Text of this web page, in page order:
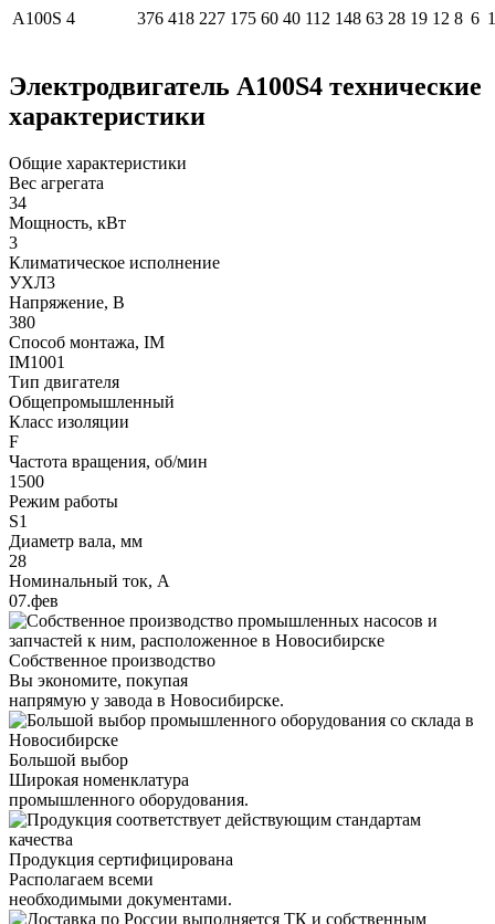
А100S 4 376 418 227 175 60 40 112 148 63 28 19 12 8 6
Электродвигатель А100S4 технические
характеристики
Общие характеристики
Вес агрегата
34
Мощность, кВт
3
Климатическое исполнение
УХЛ3
Напряжение, В
380
Способ монтажа, IM
IM1001
Тип двигателя
Общепромышленный
Класс изоляции
F
Частота вращения, об/мин
1500
Режим работы
S1
Диаметр вала, мм
28
Номинальный ток, А
07.фев
Собственное производство
Вы экономите, покупая
напрямую у завода в Новосибирске.
Большой выбор
Широкая номенклатура
промышленного оборудования.
Продукция сертифицирована
Располагаем всеми
необходимыми документами.